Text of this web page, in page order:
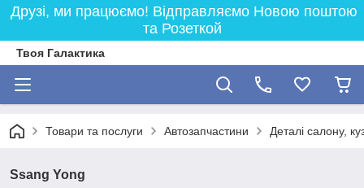
Друзі, ми працюємо! Відправляємо Новою поштою
та Розеткой
Твоя Галактика
Товари та послуги Автозапчастини Деталі салону,
Ssang Yong